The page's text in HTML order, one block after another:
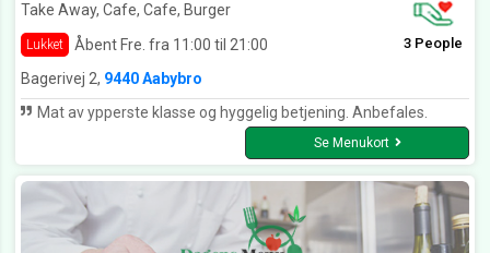
Take Away, Cafe, Cafe, Burger
Lukket Åbent Fre. fra 11:00 til 21:00 3 People
Bagerivej 2, 9440 Aabybro
Mat av ypperste klasse og hyggelig betjening. Anbefales.
Se Menukort